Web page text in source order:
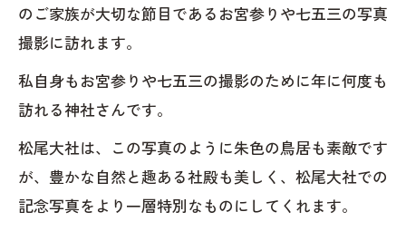
のご家族が大切な節目であるお宮参りや七五三の写真
撮影に訪れます。
私自身もお宮参りや七五三の撮影のために年に何度も
訪れる神社さんです。
松尾大社は、この写真のように朱色の鳥居も素敵です
が、豊かな自然と趣ある社殿も美しく、松尾大社での
記念写真をより一層特別なものにしてくれます。